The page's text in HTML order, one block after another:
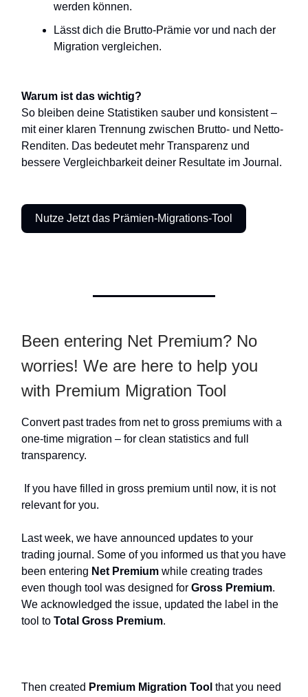
werden können.
Lässt dich die Brutto-Prämie vor und nach der
Migration vergleichen.
Warum ist das wichtig?
So bleiben deine Statistiken sauber und konsistent –
mit einer klaren Trennung zwischen Brutto- und Netto-
Renditen. Das bedeutet mehr Transparenz und
bessere Vergleichbarkeit deiner Resultate im Journal.
Nutze Jetzt das Prämien-Migrations-Tool
Been entering Net Premium? No
worries! We are here to help you
with Premium Migration Tool
Convert past trades from net to gross premiums with a
one-time migration – for clean statistics and full
transparency.
If you have filled in gross premium until now, it is not
relevant for you.
Last week, we have announced updates to your
trading journal. Some of you informed us that you have
been entering Net Premium while creating trades
even though tool was designed for Gross Premium.
We acknowledged the issue, updated the label in the
tool to Total Gross Premium.
Then created Premium Migration Tool that you need